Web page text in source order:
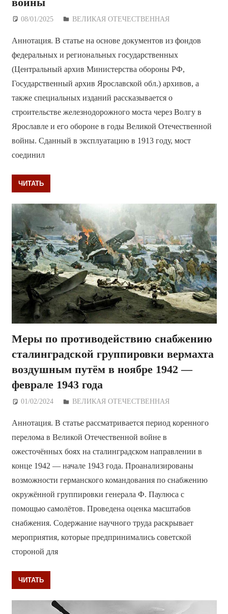
08/01/2025 Дежурный по Редакции
ВЕЛИКАЯ ОТЕЧЕСТВЕННАЯ
Аннотация. В статье на основе документов из фондов
федеральных и региональных государственных
(Центральный архив Министерства обороны РФ,
Государственный архив Ярославской обл.) архивов, а
также специальных изданий рассказывается о
строительстве железнодорожного моста через Волгу в
Ярославле и его обороне в годы Великой Отечественной
войны. Сданный в эксплуатацию в 1913 году, мост
соединил
ЧИТАТЬ
Меры по противодействию снабжению
сталинградской группировки вермахта
воздушным путём в ноябре 1942 —
феврале 1943 года
01/02/2024 Дежурный по Редакции
ВЕЛИКАЯ ОТЕЧЕСТВЕННАЯ
Аннотация. В статье рассматривается период коренного
перелома в Великой Отечественной войне в
ожесточённых боях на сталинградском направлении в
конце 1942 — начале 1943 года. Проанализированы
возможности германского командования по снабжению
окружённой группировки генерала Ф. Паулюса с
помощью самолётов. Проведена оценка масштабов
снабжения. Содержание научного труда раскрывает
мероприятия, которые предпринимались советской
стороной для
ЧИТАТЬ